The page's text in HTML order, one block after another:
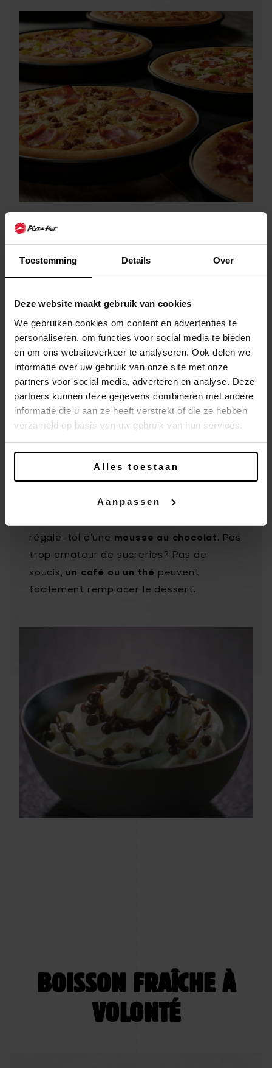
Toestemming Details Over
Deze website maakt gebruik van cookies
We gebruiken cookies om content en advertenties te
personaliseren, om functies voor social media te bieden
en om ons websiteverkeer te analyseren. Ook delen we
informatie over uw gebruik van onze site met onze
partners voor social media, adverteren en analyse. Deze
partners kunnen deze gegevens combineren met andere
informatie die u aan ze heeft verstrekt of die ze hebben
verzameld op basis van uw gebruik van hun services.
Alles toestaan
Aanpassen
DESSERT
Si une envie gourmande te prend, pour
finir en beauté, goûte notre savoureuse
régale-toi d’une mousse au chocolat. Pas
trop amateur de sucreries? Pas de
soucis, un café ou un thé peuvent
facilement remplacer le dessert.
BOISSON FRAÎCHE À
VOLONTÉ